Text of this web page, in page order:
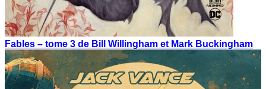
Fables – tome 3 de Bill Willingham et Mark Buckingham